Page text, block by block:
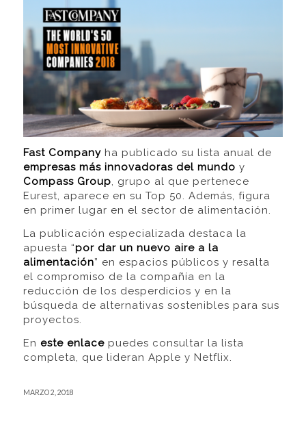
Fast Companyha publicado su lista anual de
empresas más innovadoras del mundo y
Compass Group, grupo al que pertenece
Eurest, aparece en su Top 50. Además, figura
en primer lugar en el sector de alimentación.
La publicación especializada destaca la
apuesta “por dar un nuevo aire a la
alimentación” en espacios públicos y resalta
el compromiso de la compañía en la
reducción de los desperdicios y en la
búsqueda de alternativas sostenibles para sus
proyectos.
En este enlacepuedes consultar la lista
completa, que lideran Apple y Netflix.
MARZO 2, 2018